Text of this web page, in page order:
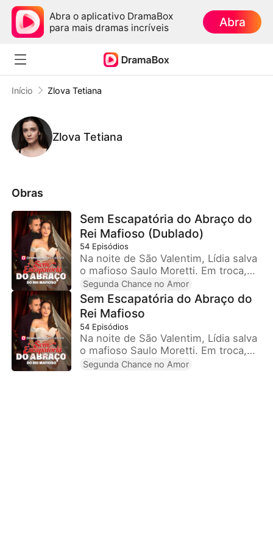
Abra o aplicativo DramaBox
para mais dramas incríveis
Abra
Início Zlova Tetiana
Zlova Tetiana
Obras
Sem Escapatória do Abraço do
Rei Mafioso (Dublado)
54 Episódios
Na noite de São Valentim, Lídia salva
o mafioso Saulo Moretti. Em troca,
ele a força a casar-se ou morrer. Em
30 dias, ela decide: foge ou fica com
o homem que a deseja e a destrói.
Segunda Chance no Amor
Sem Escapatória do Abraço do
Rei Mafioso
54 Episódios
Na noite de São Valentim, Lídia salva
o mafioso Saulo Moretti. Em troca,
ele a força a casar-se ou morrer. Em
Segunda Chance no Amor